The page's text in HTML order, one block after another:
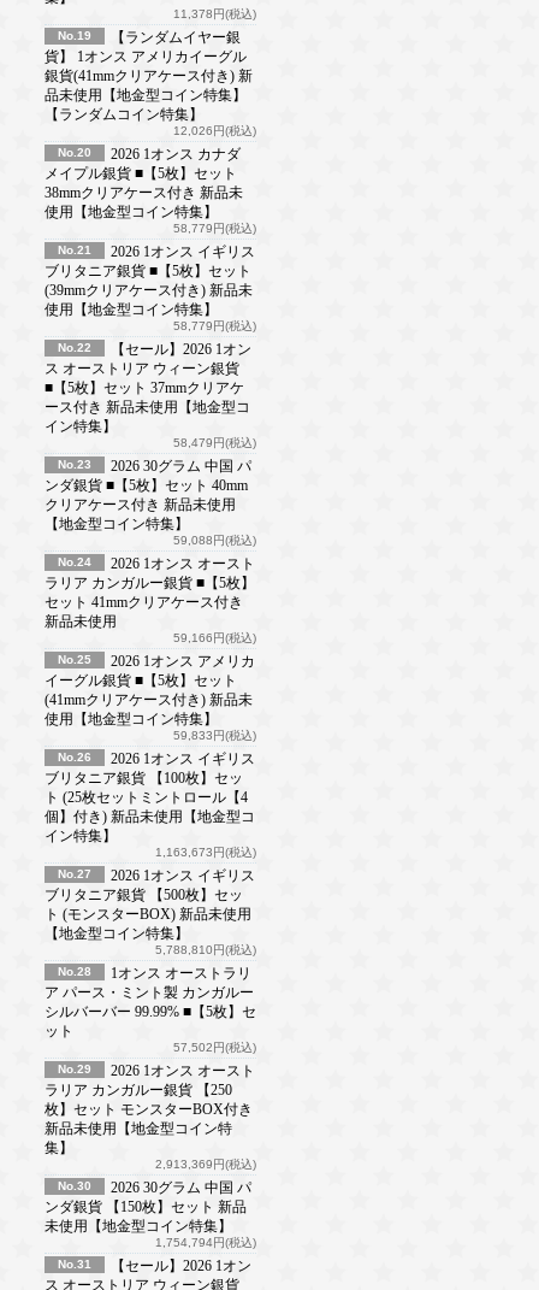
11,378円(税込)
No.19
【ランダムイヤー銀
貨】 1オンス アメリカイーグル
銀貨(41mmクリアケース付き) 新
品未使用【地金型コイン特集】
【ランダムコイン特集】
12,026円(税込)
No.20
2026 1オンス カナダ
メイプル銀貨 ■【5枚】セット
38mmクリアケース付き 新品未
使用【地金型コイン特集】
58,779円(税込)
No.21
2026 1オンス イギリス
ブリタニア銀貨 ■【5枚】セット
(39mmクリアケース付き) 新品未
使用【地金型コイン特集】
58,779円(税込)
No.22
【セール】2026 1オン
ス オーストリア ウィーン銀貨
■【5枚】セット 37mmクリアケ
ース付き 新品未使用【地金型コ
イン特集】
58,479円(税込)
No.23
2026 30グラム 中国 パ
ンダ銀貨 ■【5枚】セット 40mm
クリアケース付き 新品未使用
【地金型コイン特集】
59,088円(税込)
No.24
2026 1オンス オースト
ラリア カンガルー銀貨 ■【5枚】
セット 41mmクリアケース付き
新品未使用
59,166円(税込)
No.25
2026 1オンス アメリカ
イーグル銀貨 ■【5枚】セット
(41mmクリアケース付き) 新品未
使用【地金型コイン特集】
59,833円(税込)
No.26
2026 1オンス イギリス
ブリタニア銀貨 【100枚】セッ
ト (25枚セットミントロール【4
個】付き) 新品未使用【地金型コ
イン特集】
1,163,673円(税込)
No.27
2026 1オンス イギリス
ブリタニア銀貨 【500枚】セッ
ト (モンスターBOX) 新品未使用
【地金型コイン特集】
5,788,810円(税込)
No.28
1オンス オーストラリ
ア パース・ミント製 カンガルー
シルバーバー 99.99% ■【5枚】セ
ット
57,502円(税込)
No.29
2026 1オンス オースト
ラリア カンガルー銀貨 【250
枚】セット モンスターBOX付き
新品未使用【地金型コイン特
集】
2,913,369円(税込)
No.30
2026 30グラム 中国 パ
ンダ銀貨 【150枚】セット 新品
未使用【地金型コイン特集】
1,754,794円(税込)
No.31
【セール】2026 1オン
ス オーストリア ウィーン銀貨